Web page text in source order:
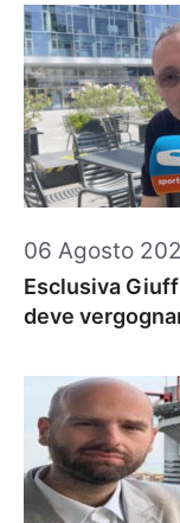
06 Agosto
Esclusiva
deve